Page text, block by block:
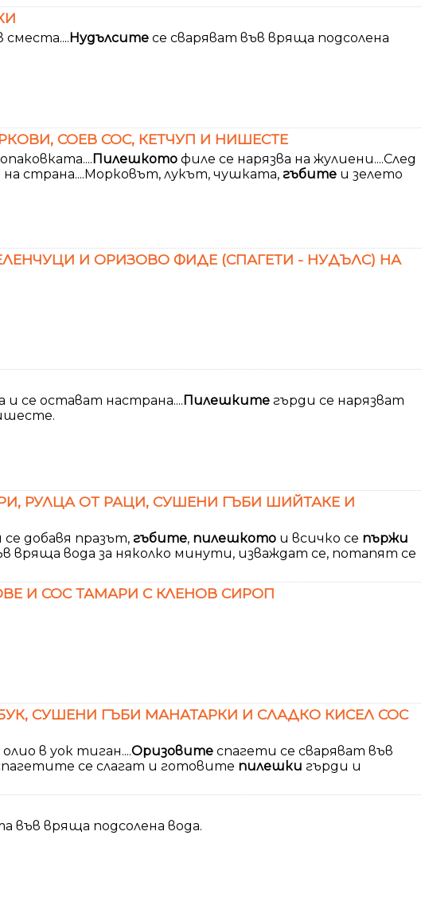
Нудълсите се сваряват във вряща подсолена
СОЕВ СОС, КЕТЧУП И НИШЕСТЕ
Пилешкото филе се нарязва на жулиени....След
страна....Морковът, лукът, чушката, гъбите и зелето
И ОРИЗОВО ФИДЕ (СПАГЕТИ - НУДЪЛС) НА
се остават настрана....Пилешките гърди се нарязват
РУЛЦА ОТ РАЦИ, СУШЕНИ ГЪБИ ШИЙТАКЕ И
добавя празът, гъбите, пилешкото и всичко се пържи
вряща вода за няколко минути, изваждат се, потапят се
И СОС ТАМАРИ С КЛЕНОВ СИРОП
СУШЕНИ ГЪБИ МАНАТАРКИ И СЛАДКО КИСЕЛ СОС
в уок тиган....Оризовите спагети се сваряват във
се слагат и готовите пилешки гърди и
във вряща подсолена вода.